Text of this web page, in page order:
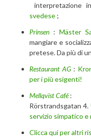
interpretazione
svedese ;
Prinsen : Mäster
mangiare e
pretese. Da più di
Restaurant AG :
per i più esigenti!
Mellqvist Café:
Rörstrandsgatan 4.
servizio simpatico e
Clicca qui per altri